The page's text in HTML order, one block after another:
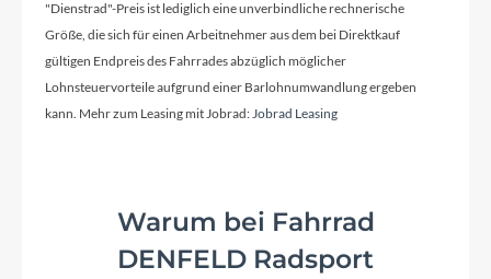
28"
Gabel
Starrgabel aus 6061 Aluminium
OLED-Display
"Dienstrad"-Preis ist lediglich eine unverbindliche rechnerische
Größe, die sich für einen Arbeitnehmer aus dem bei Direktkauf
gültigen Endpreis des Fahrrades abzüglich möglicher
Lohnsteuervorteile aufgrund einer Barlohnumwandlung ergeben
kann. Mehr zum Leasing mit Jobrad:Jobrad Leasing
Warum bei Fahrrad
DENFELD Radsport